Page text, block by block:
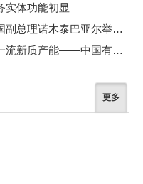
实体功能初显
中铝集团董事长段向东与蒙古国副总理诺木泰巴亚尔举行会谈
锻造无愧时代无愧使命的世界一流新质产能——中国有色金属工业的战略应对与破局之道（二）
更多